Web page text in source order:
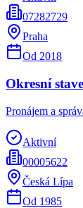
07282729
Praha
Od 2018
Okresní
Pronájem a
Aktivní
00005622
Česká Lípa
Od 1985